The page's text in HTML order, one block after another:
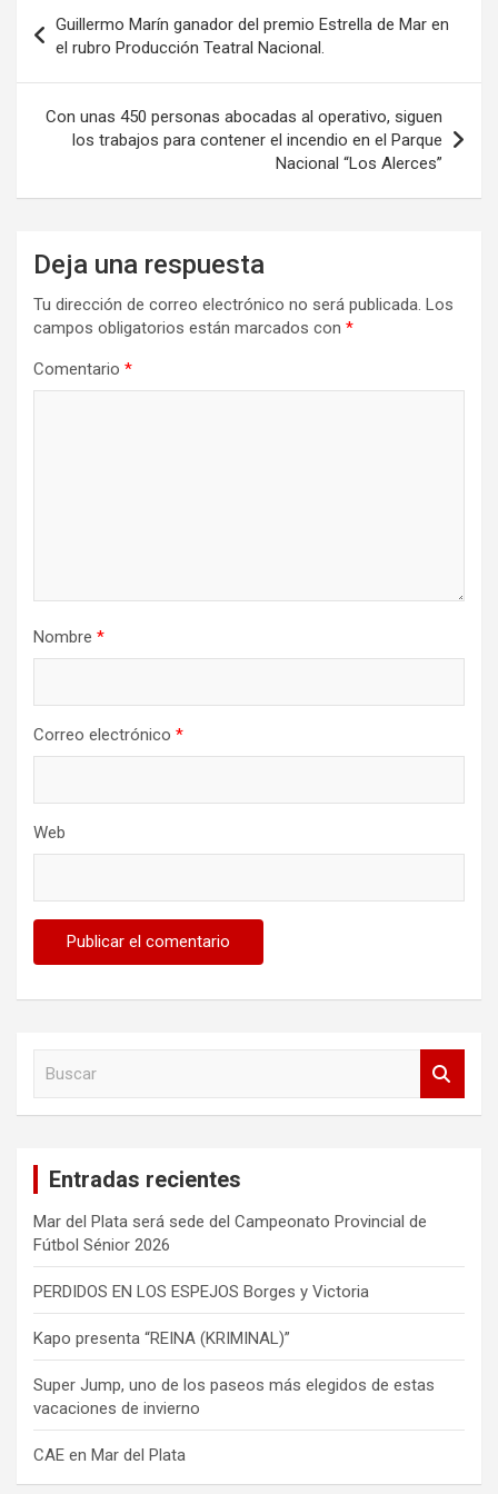
o
k
o
n
tir
de
entradas
Guillermo Marín ganador del premio Estrella de Mar en
el rubro Producción Teatral Nacional.
Con unas 450 personas abocadas al operativo, siguen
los trabajos para contener el incendio en el Parque
Nacional “Los Alerces”
Deja una respuesta
Tu dirección de correo electrónico no será publicada. Los
campos obligatorios están marcados con *
Comentario *
Nombre *
Correo electrónico *
Web
Entradas recientes
Mar del Plata será sede del Campeonato Provincial de
Fútbol Sénior 2026
PERDIDOS EN LOS ESPEJOS Borges y Victoria
Kapo presenta “REINA (KRIMINAL)”
Super Jump, uno de los paseos más elegidos de estas
vacaciones de invierno
CAE en Mar del Plata